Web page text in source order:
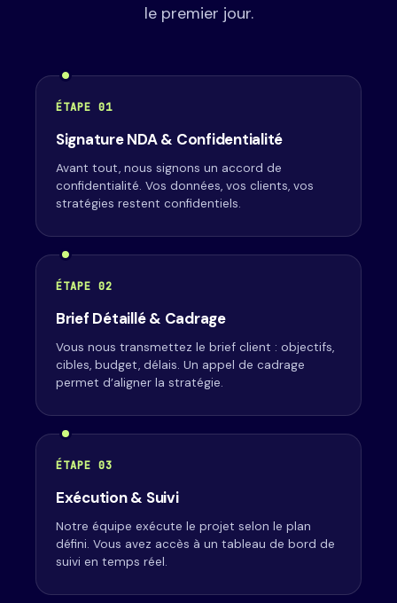
le premier jour.
ÉTAPE 01
Signature NDA & Confidentialité
Avant tout, nous signons un accord de
confidentialité. Vos données, vos clients, vos
stratégies restent confidentiels.
ÉTAPE 02
Brief Détaillé & Cadrage
Vous nous transmettez le brief client : objectifs,
cibles, budget, délais. Un appel de cadrage
permet d’aligner la stratégie.
ÉTAPE 03
Exécution & Suivi
Notre équipe exécute le projet selon le plan
défini. Vous avez accès à un tableau de bord de
suivi en temps réel.